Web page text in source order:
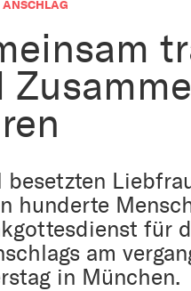
besetzten
hunderte
für
am
in München.
und Geld
PUK
bei der Kirche
in der Schule
Missbrauch
und